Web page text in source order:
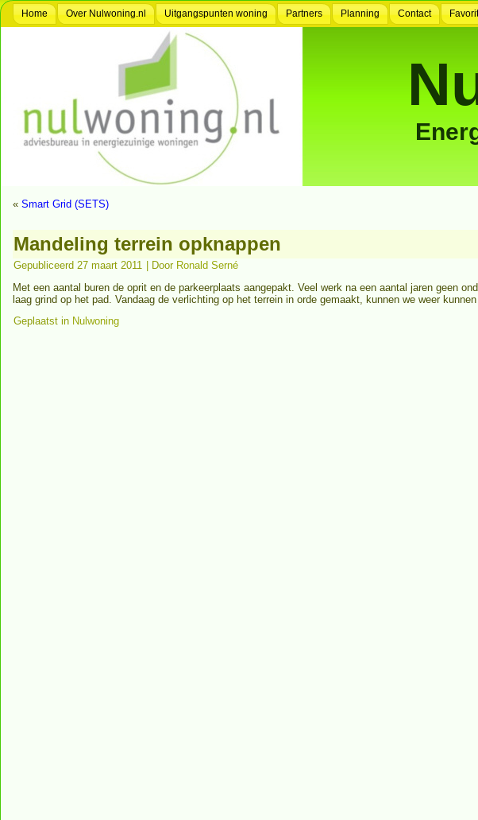
Home Over Nulwoning.nl Uitgangspunten woning Partners Planning Contact
« Smart Grid (SETS)
Mandeling terrein opknappen
Gepubliceerd 27 maart 2011 Door Ronald Serné
Met een aantal buren de oprit en de parkeerplaats aangepakt. Veel werk na een aantal jaren geen
laag grind op het pad. Vandaag de verlichting op het terrein in orde gemaakt, kunnen we weer
Geplaatst in Nulwoning